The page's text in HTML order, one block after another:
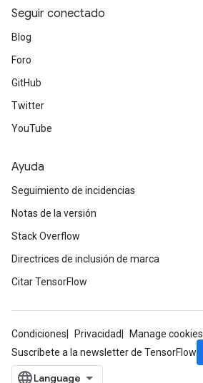
Seguir conectado
Blog
Foro
GitHub
Twitter
YouTube
Ayuda
Seguimiento de incidencias
Notas de la versión
Stack Overflow
Directrices de inclusión de marca
Citar TensorFlow
Condiciones Privacidad
Manage cookies
Suscríbete a la newsletter de TensorFlow